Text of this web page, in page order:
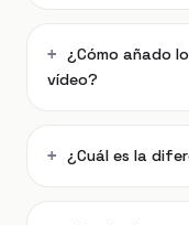
¿Cómo añado
vídeo?
¿Cuál es la